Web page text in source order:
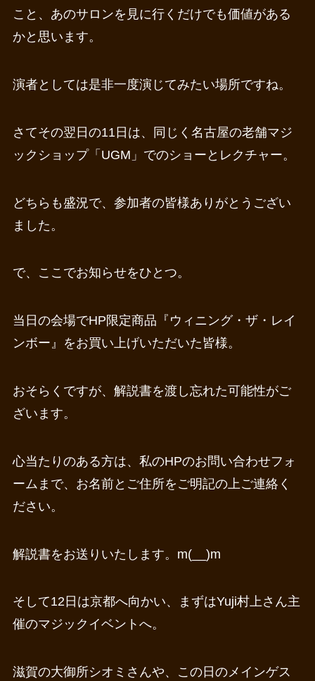
こと、あのサロンを見に行くだけでも価値がある
かと思います。
演者としては是非一度演じてみたい場所ですね。
さてその翌日の11日は、同じく名古屋の老舗マジ
ックショップ「UGM」でのショーとレクチャー。
どちらも盛況で、参加者の皆様ありがとうござい
ました。
で、ここでお知らせをひとつ。
当日の会場でHP限定商品『ウィニング・ザ・レイ
ンボー』をお買い上げいただいた皆様。
おそらくですが、解説書を渡し忘れた可能性がご
ざいます。
心当たりのある方は、私のHPのお問い合わせフォ
ームまで、お名前とご住所をご明記の上ご連絡く
ださい。
解説書をお送りいたします。m(__)m
そして12日は京都へ向かい、まずはYuji村上さん主
催のマジックイベントへ。
滋賀の大御所シオミさんや、この日のメインゲス